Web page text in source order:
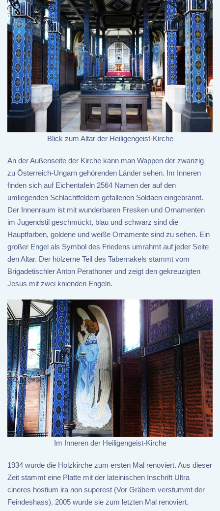
Blick zum Altar der Heiligengeist-Kirche
An der Außenseite der Kirche kann man Wappen der zwanzig
zu Österreich-Ungarn gehörenden Länder sehen. Im Inneren
finden sich auf Eichentafeln 2564 Namen der auf den
umliegenden Schlachtfeldern gefallenen Soldaen eingebrannt.
Der Innenraum ist mit wunderbaren Fresken und Ornamenten
im Jugendstil geschmückt, blau und schwarz sind die
Hauptfarben, goldene und weiße Ornamente sind zu sehen. Ein
großer Engel als Symbol des Friedens umrahmt auf jeder Seite
den Altar. Der hölzerne Teil des Tabernakels stammt vom
Brigadetischler Anton Perathoner und zeigt den gekreuzigten
Jesus mit zwei knienden Engeln.
Im Inneren der Heiligengeist-Kirche
1934 wurde die Holzkirche zum ersten Mal renoviert. Aus dieser
Zeit stammt eine Platte mit der lateinischen Inschrift Ultra
cineres hostium ira non superest (Vor Gräbern verstummt der
Feindeshass). 2005 wurde sie zum letzten Mal renoviert.